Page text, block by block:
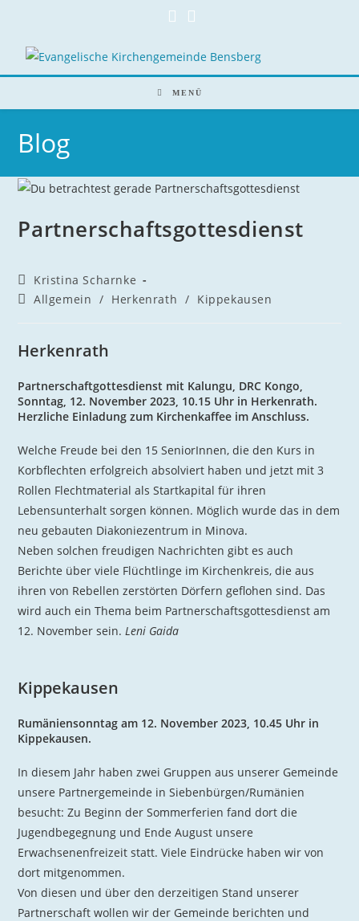
springen
MENÜ
Blog
Partnerschaftsgottesdienst
Beitrags-
Autor:
Kristina Scharnke
Beitrags-
Allgemein / Herkenrath / Kippekausen
Herkenrath
Partnerschaftgottesdienst mit Kalungu, DRC Kongo,
Sonntag, 12. November 2023, 10.15 Uhr in Herkenrath.
Herzliche Einladung zum Kirchenkaffee im Anschluss.
Welche Freude bei den 15 SeniorInnen, die den Kurs in
Korbflechten erfolgreich absolviert haben und jetzt mit 3
Rollen Flechtmaterial als Startkapital für ihren
Lebensunterhalt sorgen können. Möglich wurde das in dem
neu gebauten Diakoniezentrum in Minova.
Neben solchen freudigen Nachrichten gibt es auch
Berichte über viele Flüchtlinge im Kirchenkreis, die aus
ihren von Rebellen zerstörten Dörfern geflohen sind. Das
wird auch ein Thema beim Partnerschaftsgottesdienst am
12. November sein. Leni Gaida
Kippekausen
Rumäniensonntag am 12. November 2023, 10.45 Uhr in
Kippekausen.
In diesem Jahr haben zwei Gruppen aus unserer Gemeinde
unsere Partnergemeinde in Siebenbürgen/Rumänien
besucht: Zu Beginn der Sommerferien fand dort die
Jugendbegegnung und Ende August unsere
Erwachsenenfreizeit statt. Viele Eindrücke haben wir von
dort mitgenommen.
Von diesen und über den derzeitigen Stand unserer
Partnerschaft wollen wir der Gemeinde berichten und